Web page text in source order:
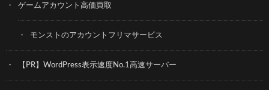
ゲームアカウント高価買取
モンストのアカウントフリマサービス
【PR】WordPress表示速度No.1高速サーバー